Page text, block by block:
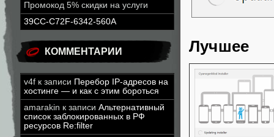
Промокод 5% скидки на услуги
39CC-C72F-6342-560A
КОММЕНТАРИИ
v4f к записи Перебор IP-адресов на
хостинге — и как с этим бороться
amarakin к записи Альтернативный
список заблокированных в РФ
ресурсов Re:filter
Лучшее